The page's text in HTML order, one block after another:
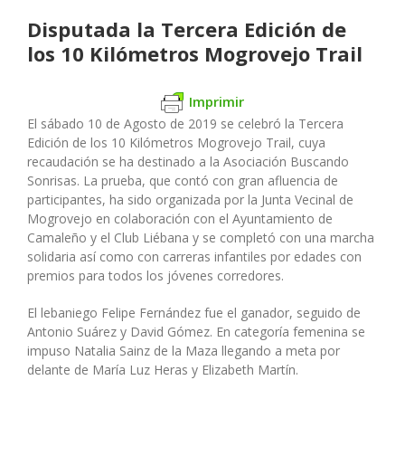
Disputada la Tercera Edición de
los 10 Kilómetros Mogrovejo Trail
Imprimir
El sábado 10 de Agosto de 2019 se celebró la Tercera
Edición de los 10 Kilómetros Mogrovejo Trail, cuya
recaudación se ha destinado a la Asociación Buscando
Sonrisas. La prueba, que contó con gran afluencia de
participantes, ha sido organizada por la Junta Vecinal de
Mogrovejo en colaboración con el Ayuntamiento de
Camaleño y el Club Liébana y se completó con una marcha
solidaria así como con carreras infantiles por edades con
premios para todos los jóvenes corredores.
El lebaniego Felipe Fernández fue el ganador, seguido de
Antonio Suárez y David Gómez. En categoría femenina se
impuso Natalia Sainz de la Maza llegando a meta por
delante de María Luz Heras y Elizabeth Martín.